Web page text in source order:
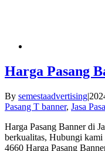
Harga Pasang
By semestaadvertising|
Pasang T banner, Jasa
Harga Pasang Banner di
berkualitas, Hubungi
4660 Harga Pasang